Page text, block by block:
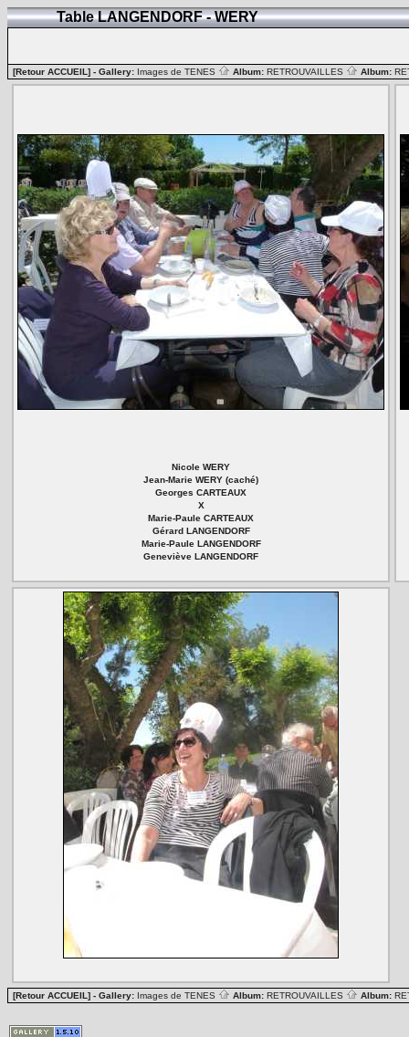
Table LANGENDORF - WERY
[Retour ACCUEIL] - Gallery: Images de TENES Album: RETROUVAILLES Album:
Nicole WERY
Jean-Marie WERY (caché)
Georges CARTEAUX
X
Marie-Paule CARTEAUX
Gérard LANGENDORF
Marie-Paule LANGENDORF
Geneviève LANGENDORF
[Retour ACCUEIL] - Gallery: Images de TENES Album: RETROUVAILLES Album: